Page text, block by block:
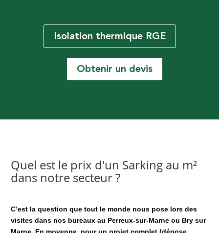
Isolation thermique RGE
Obtenir un devis
Quel est le prix d'un Sarking au m²
dans notre secteur ?
C’est la question que tout le monde nous pose lors des
visites dans nos bureaux au Perreux-sur-Marne ou Bry sur
Marne. En moyenne, pour un projet complet (dépose,